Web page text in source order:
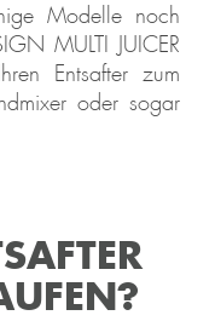
Modelle noch
MULTI JUICER
Entsafter zum
oder sogar